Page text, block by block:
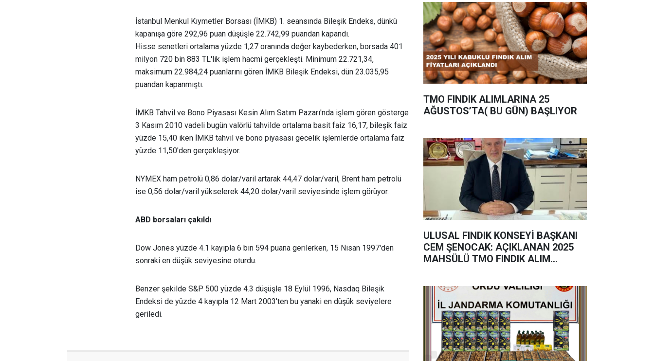
İstanbul Menkul Kıymetler Borsası (İMKB) 1. seansında Bileşik Endeks, dünkü
kapanışa göre 292,96 puan düşüşle 22.742,99 puandan kapandı.
Hisse senetleri ortalama yüzde 1,27 oranında değer kaybederken, borsada 401
milyon 720 bin 883 TL'lik işlem hacmi gerçekleşti. Minimum 22.721,34,
maksimum 22.984,24 puanlarını gören İMKB Bileşik Endeksi, dün 23.035,95
puandan kapanmıştı.
İMKB Tahvil ve Bono Piyasası Kesin Alım Satım Pazarı'nda işlem gören gösterge
3 Kasım 2010 vadeli bugün valörlü tahvilde ortalama basit faiz 16,17, bileşik faiz
yüzde 15,40 iken İMKB tahvil ve bono piyasası gecelik işlemlerde ortalama faiz
yüzde 11,50'den gerçekleşiyor.
NYMEX ham petrolü 0,86 dolar/varil artarak 44,47 dolar/varil, Brent ham petrolü
ise 0,56 dolar/varil yükselerek 44,20 dolar/varil seviyesinde işlem görüyor.
ABD borsaları çakıldı
Dow Jones yüzde 4.1 kayıpla 6 bin 594 puana gerilerken, 15 Nisan 1997'den
sonraki en düşük seviyesine oturdu.
Benzer şekilde S&P 500 yüzde 4.3 düşüşle 18 Eylül 1996, Nasdaq Bileşik
Endeksi de yüzde 4 kayıpla 12 Mart 2003'ten bu yanaki en düşük seviyelere
geriledi.
TMO FINDIK ALIMLARINA 25
AĞUSTOS’TA( BU GÜN) BAŞLIYOR
ULUSAL FINDIK KONSEYİ BAŞKANI
CEM ŞENOCAK: AÇIKLANAN 2025
MAHSÜLÜ TMO FINDIK ALIM